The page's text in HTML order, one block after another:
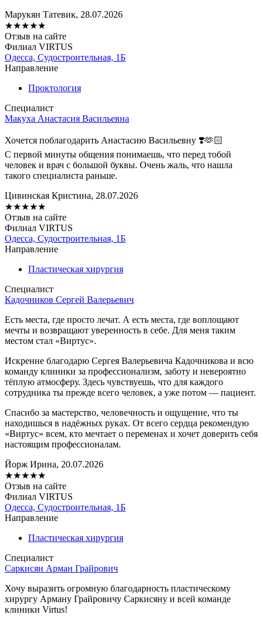
Марукян Татевик, 28.07.2026
★★★★★
Отзыв на сайте
Филиал VIRTUS
Одесса, Судостроительная, 1Б
Направление
Проктология
Специалист
Макуха Анастасия Васильевна
Хочется поблагодарить Анастасию Васильевну ❣️🫶🏻
С первой минуты общения понимаешь, что перед тобой
человек и врач с большой буквы. Очень жаль, что нашла
такого специалиста раньше.
Цивинская Кристина, 28.07.2026
★★★★★
Отзыв на сайте
Филиал VIRTUS
Одесса, Судостроительная, 1Б
Направление
Пластическая хирургия
Специалист
Кадочников Сергей Валерьевич
Есть места, где просто лечат. А есть места, где воплощают
мечты и возвращают уверенность в себе. Для меня таким
местом стал «Виртус».
Искренне благодарю Сергея Валерьевича Кадочникова и всю
команду клиники за профессионализм, заботу и невероятно
тёплую атмосферу. Здесь чувствуешь, что для каждого
сотрудника ты прежде всего человек, а уже потом — пациент.
Спасибо за мастерство, человечность и ощущение, что ты
находишься в надёжных руках. От всего сердца рекомендую
«Виртус» всем, кто мечтает о переменах и хочет доверить себя
настоящим профессионалам.
Йорж Ирина, 20.07.2026
★★★★★
Отзыв на сайте
Филиал VIRTUS
Одесса, Судостроительная, 1Б
Направление
Пластическая хирургия
Специалист
Саркисян Арман Грайрович
Хочу выразить огромную благодарность пластическому
хирургу Арману Грайровичу Саркисяну и всей команде
клиники Virtus!